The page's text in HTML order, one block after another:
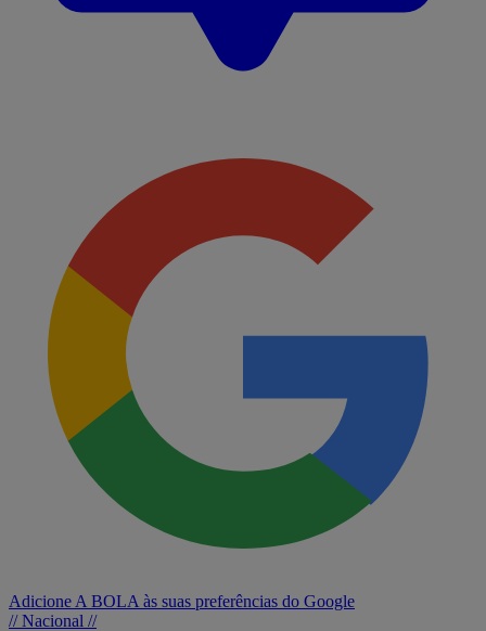
Adicione A BOLA às suas preferências do Google
// Nacional //